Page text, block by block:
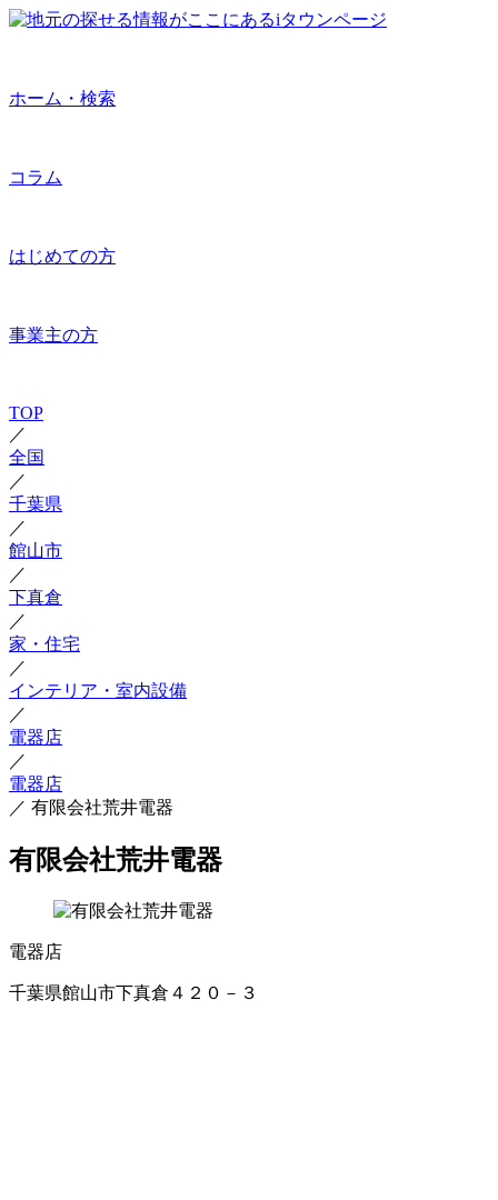
ホーム・検索
コラム
はじめての方
事業主の方
TOP
／
全国
／
千葉県
／
館山市
／
下真倉
／
家・住宅
／
インテリア・室内設備
／
電器店
／
電器店
／ 有限会社荒井電器
有限会社荒井電器
電器店
千葉県館山市下真倉４２０－３